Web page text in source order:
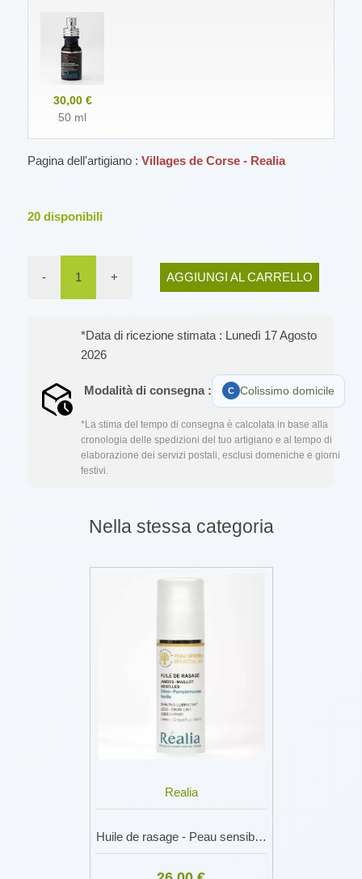
30,00 €
50 ml
Pagina dell'artigiano : Villages de Corse - Realia
20 disponibili
- 1 + AGGIUNGI AL CARRELLO
*Data di ricezione stimata : Lunedì 17 Agosto
2026
Modalità di consegna : Colissimo domicile
*La stima del tempo di consegna è calcolata in base alla
cronologia delle spedizioni del tuo artigiano e al tempo di
elaborazione dei servizi postali, esclusi domeniche e giorni
festivi.
Nella stessa categoria
Realia
Huile de rasage - Peau sensible femme